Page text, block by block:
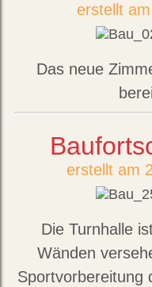
erstellt
Das neue
erstellt am
Die Turnhalle
Wänden
Sportvorbereitung